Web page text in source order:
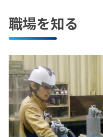
職場を知る